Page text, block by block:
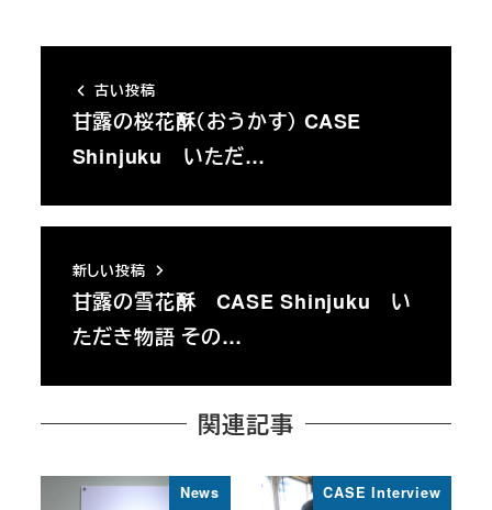
古い投稿
甘露の桜花酥（おうかす） CASE
Shinjuku いただ…
新しい投稿
甘露の雪花酥 CASE Shinjuku い
ただき物語 その…
関連記事
News CASE Interview